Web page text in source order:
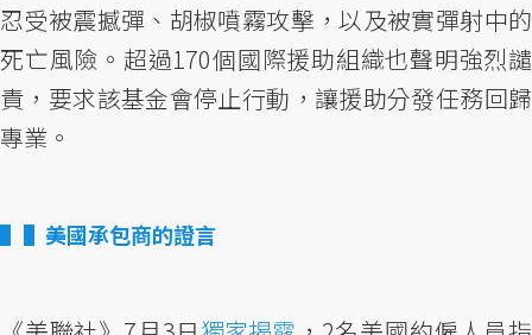
忍受被震撼彈、胡椒噴霧攻擊，以及被實彈射中的
死亡風險。超過170個國際援助組織也聲明強烈譴
責，要求該基金會停止行動，讓援助分發任務回歸
專業。
▌美國承包商的證言